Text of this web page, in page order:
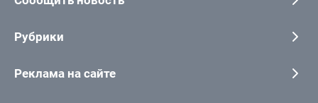
Рубрики
Реклама на сайте